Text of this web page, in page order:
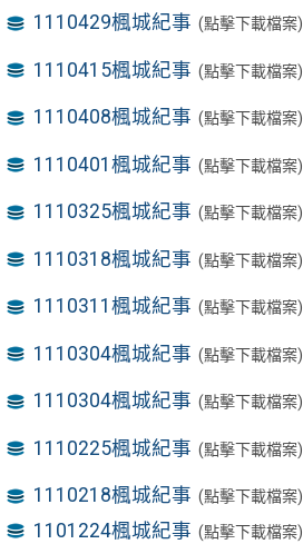
1110429楓城紀事 (點擊下載檔案)
1110415楓城紀事 (點擊下載檔案)
1110408楓城紀事 (點擊下載檔案)
1110401楓城紀事 (點擊下載檔案)
1110325楓城紀事 (點擊下載檔案)
1110318楓城紀事 (點擊下載檔案)
1110311楓城紀事 (點擊下載檔案)
1110304楓城紀事 (點擊下載檔案)
1110304楓城紀事 (點擊下載檔案)
1110225楓城紀事 (點擊下載檔案)
1110218楓城紀事 (點擊下載檔案)
1101224楓城紀事 (點擊下載檔案)